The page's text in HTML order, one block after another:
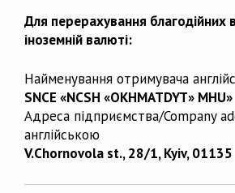
Для перерахування благодійних
іноземній валюті:
Найменування отримувача
SNCE «NCSH «OKHMATDYT» MHU»
Адреса підприємства/Company
англійською
V.Chornovola st., 28/1, Kyiv, 01135